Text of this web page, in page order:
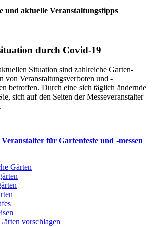
und aktuelle Veranstaltungstipps
durch Covid-19
Situation sind zahlreiche Garten-
von Veranstaltungsverboten und -
betroffen. Durch eine sich täglich ändernde
sich auf den Seiten der Messeveranstalter
für Gartenfeste und -messen
Gärten
vorschlagen